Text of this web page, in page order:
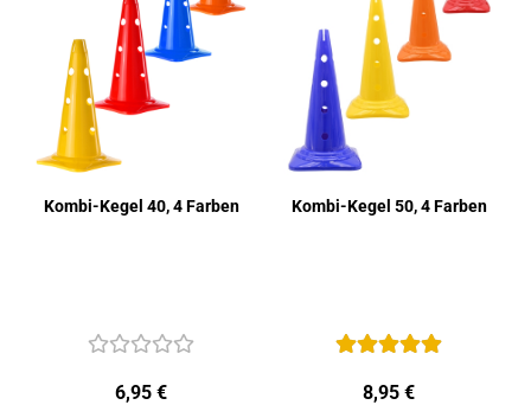
Kombi-​​Kegel 40, 4 Far­ben
6,95 €
Kombi-​​Kegel 50, 4 Far­ben
8,95 €